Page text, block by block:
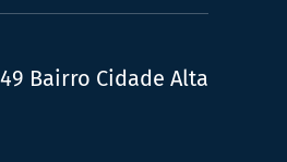
Bairro Cidade Alta